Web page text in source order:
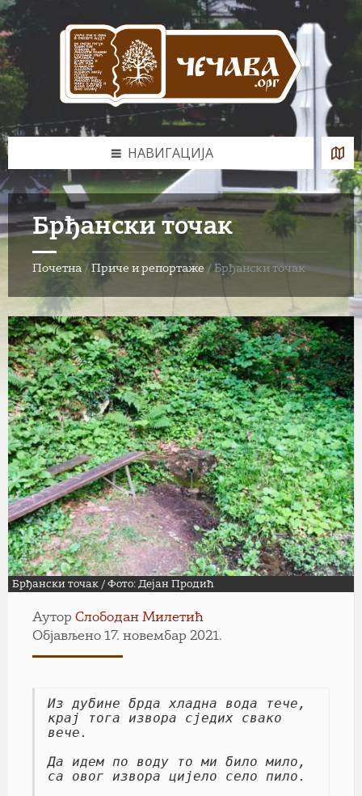
Skip
to
content
Skip
to
left
sidebar
Skip
to
footer
НАВИГАЦИЈА
Брђански точак
Почетна /Приче и репортаже/ Брђански точак
Брђански точак / Фото: Дејан Продић
Аутор Слободан Милетић
Објављено 17. новембар 2021.
Из дубине брда хладна вода тече,
крај тога извора сједих свако
вече.
Да идем по воду то ми било мило,
са овог извора цијело село пило.